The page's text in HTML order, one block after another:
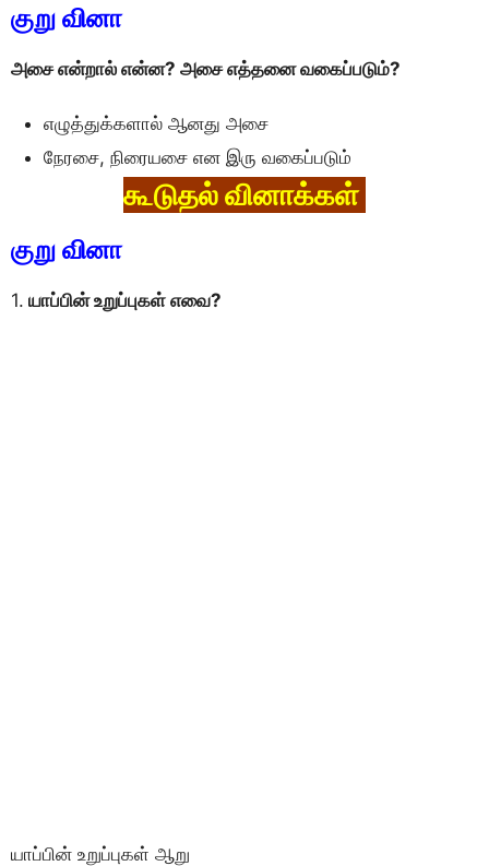
குறு வினா
அசை என்றால் என்ன? அசை எத்தனை வகைப்படும்?
எழுத்துக்களால் ஆனது அசை
நேரசை, நிரையசை என இரு வகைப்படும்
கூடுதல் வினாக்கள்
குறு வினா
1. யாப்பின் உறுப்புகள் எவை?
யாப்பின் உறுப்புகள் ஆறு